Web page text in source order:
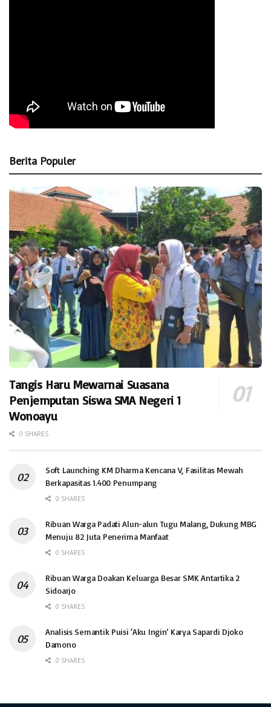
Berita Populer
Tangis Haru Mewarnai Suasana
Penjemputan Siswa SMA Negeri 1
Wonoayu
0 SHARES
Soft Launching KM Dharma Kencana V, Fasilitas Mewah
Berkapasitas 1.400 Penumpang
0 SHARES
Ribuan Warga Padati Alun-alun Tugu Malang, Dukung MBG
Menuju 82 Juta Penerima Manfaat
0 SHARES
Ribuan Warga Doakan Keluarga Besar SMK Antartika 2
Sidoarjo
0 SHARES
Analisis Semantik Puisi ‘Aku Ingin’ Karya Sapardi Djoko
Damono
0 SHARES